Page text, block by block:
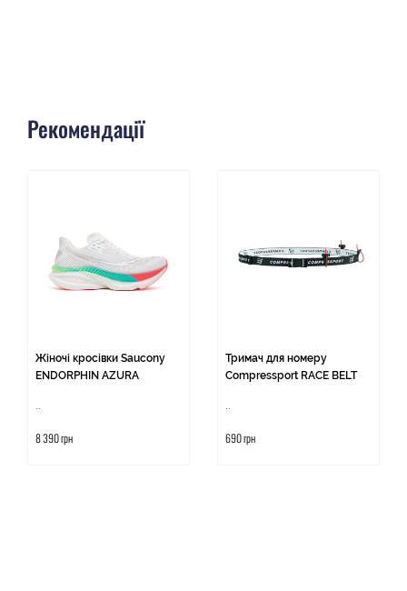
Рекомендації
Жіночі кросівки Saucony
ENDORPHIN AZURA
8 390 грн
Тримач для номеру
Compressport RACE BELT
690 грн